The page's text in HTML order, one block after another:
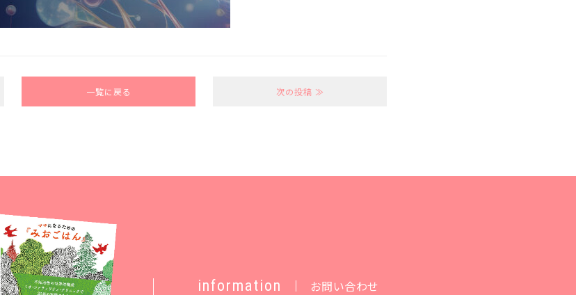
一覧に戻る 次の投稿 ≫
information お問い合わせ